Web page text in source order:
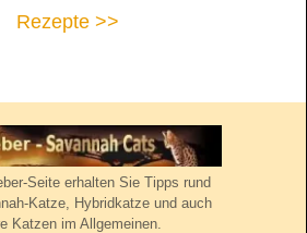
Rezepte >>
Seite erhalten Sie Tipps rund
Katze, Hybridkatze und auch
Katzen im Allgemeinen.